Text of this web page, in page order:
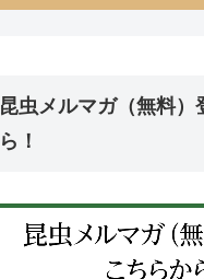
昆虫メルマガ（無料）
ら！